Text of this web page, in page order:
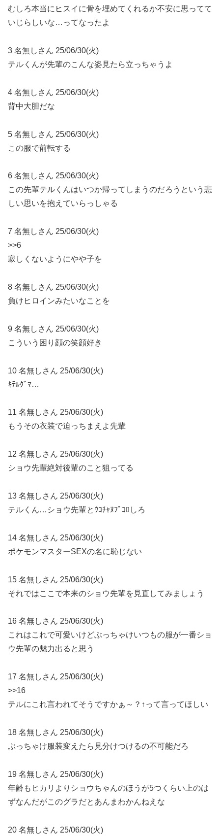
むしろ本当にヒスイに骨を埋めてくれるか不安に思ってて
いじらしいな…ってなったよ
3 名無しさん 25/06/30(火)
テルくんが先輩のこんな姿見たら立っちゃうよ
4 名無しさん 25/06/30(火)
背中大胆だな
5 名無しさん 25/06/30(火)
この服で前転する
6 名無しさん 25/06/30(火)
この先輩テルくんはいつか帰ってしまうのだろうという悲
しい思いを抱えていらっしゃる
7 名無しさん 25/06/30(火)
>>6
寂しくないようにやや子を
8 名無しさん 25/06/30(火)
負けヒロインみたいなことを
9 名無しさん 25/06/30(火)
こういう困り顔の笑顔好き
10 名無しさん 25/06/30(火)
ｷﾃﾙｸﾞﾏ…
11 名無しさん 25/06/30(火)
もうその衣装で迫っちまえよ先輩
12 名無しさん 25/06/30(火)
ショウ先輩絶対後輩のこと狙ってる
13 名無しさん 25/06/30(火)
テルくん…ショウ先輩とｳｺﾁｬﾇﾌﾟｺﾛしろ
14 名無しさん 25/06/30(火)
ポケモンマスターSEXの名に恥じない
15 名無しさん 25/06/30(火)
それではここで本来のショウ先輩を見直してみましょう
16 名無しさん 25/06/30(火)
これはこれで可愛いけどぶっちゃけいつもの服が一番ショ
ウ先輩の魅力出ると思う
17 名無しさん 25/06/30(火)
>>16
テルにこれ言われてそうですかぁ～？↑って言ってほしい
18 名無しさん 25/06/30(火)
ぶっちゃけ服装変えたら見分けつけるの不可能だろ
19 名無しさん 25/06/30(火)
年齢もヒカリよりショウちゃんのほうが5つくらい上のは
ずなんだがこのグラだとあんまわかんねえな
20 名無しさん 25/06/30(火)